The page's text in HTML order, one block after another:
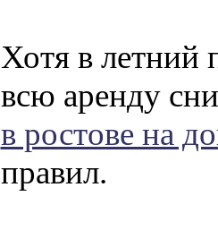
Хотя в летний
всю аренду
в ростове на
правил.